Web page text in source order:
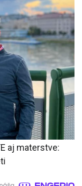
aj materstve: